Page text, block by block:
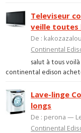
Televiseur
veille toutes
De :
Continental
salut à tous
continental edison
Lave-linge
longs
De : perona —
Continental